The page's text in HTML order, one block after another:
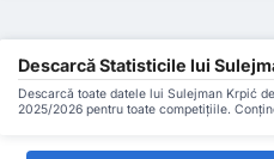
Descarcă Statisticile lui
Descarcă toate datele lui Sulejman Krpić
2025/2026 pentru toate competițiile.